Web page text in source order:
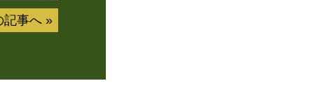
記事へ »